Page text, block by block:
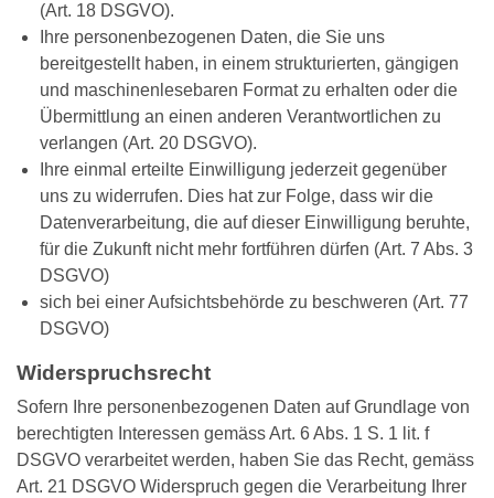
(Art. 18 DSGVO).
Ihre personenbezogenen Daten, die Sie uns
bereitgestellt haben, in einem strukturierten, gängigen
und maschinenlesebaren Format zu erhalten oder die
Übermittlung an einen anderen Verantwortlichen zu
verlangen (Art. 20 DSGVO).
Ihre einmal erteilte Einwilligung jederzeit gegenüber
uns zu widerrufen. Dies hat zur Folge, dass wir die
Datenverarbeitung, die auf dieser Einwilligung beruhte,
für die Zukunft nicht mehr fortführen dürfen (Art. 7 Abs. 3
DSGVO)
sich bei einer Aufsichtsbehörde zu beschweren (Art. 77
DSGVO)
Widerspruchsrecht
Sofern Ihre personenbezogenen Daten auf Grundlage von
berechtigten Interessen gemäss Art. 6 Abs. 1 S. 1 lit. f
DSGVO verarbeitet werden, haben Sie das Recht, gemäss
Art. 21 DSGVO Widerspruch gegen die Verarbeitung Ihrer